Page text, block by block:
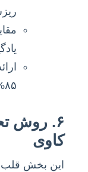
۸۵%.
۶. روش
کاوی
این بخش قلب